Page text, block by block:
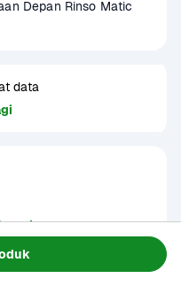
Depan Rinso Matic
data